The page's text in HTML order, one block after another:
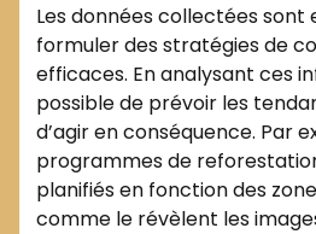
Les données collectées sont
formuler des stratégies de
efficaces. En analysant ces
possible de prévoir les
d’agir en conséquence. Par
programmes de
planifiés en fonction des
comme le révèlent les